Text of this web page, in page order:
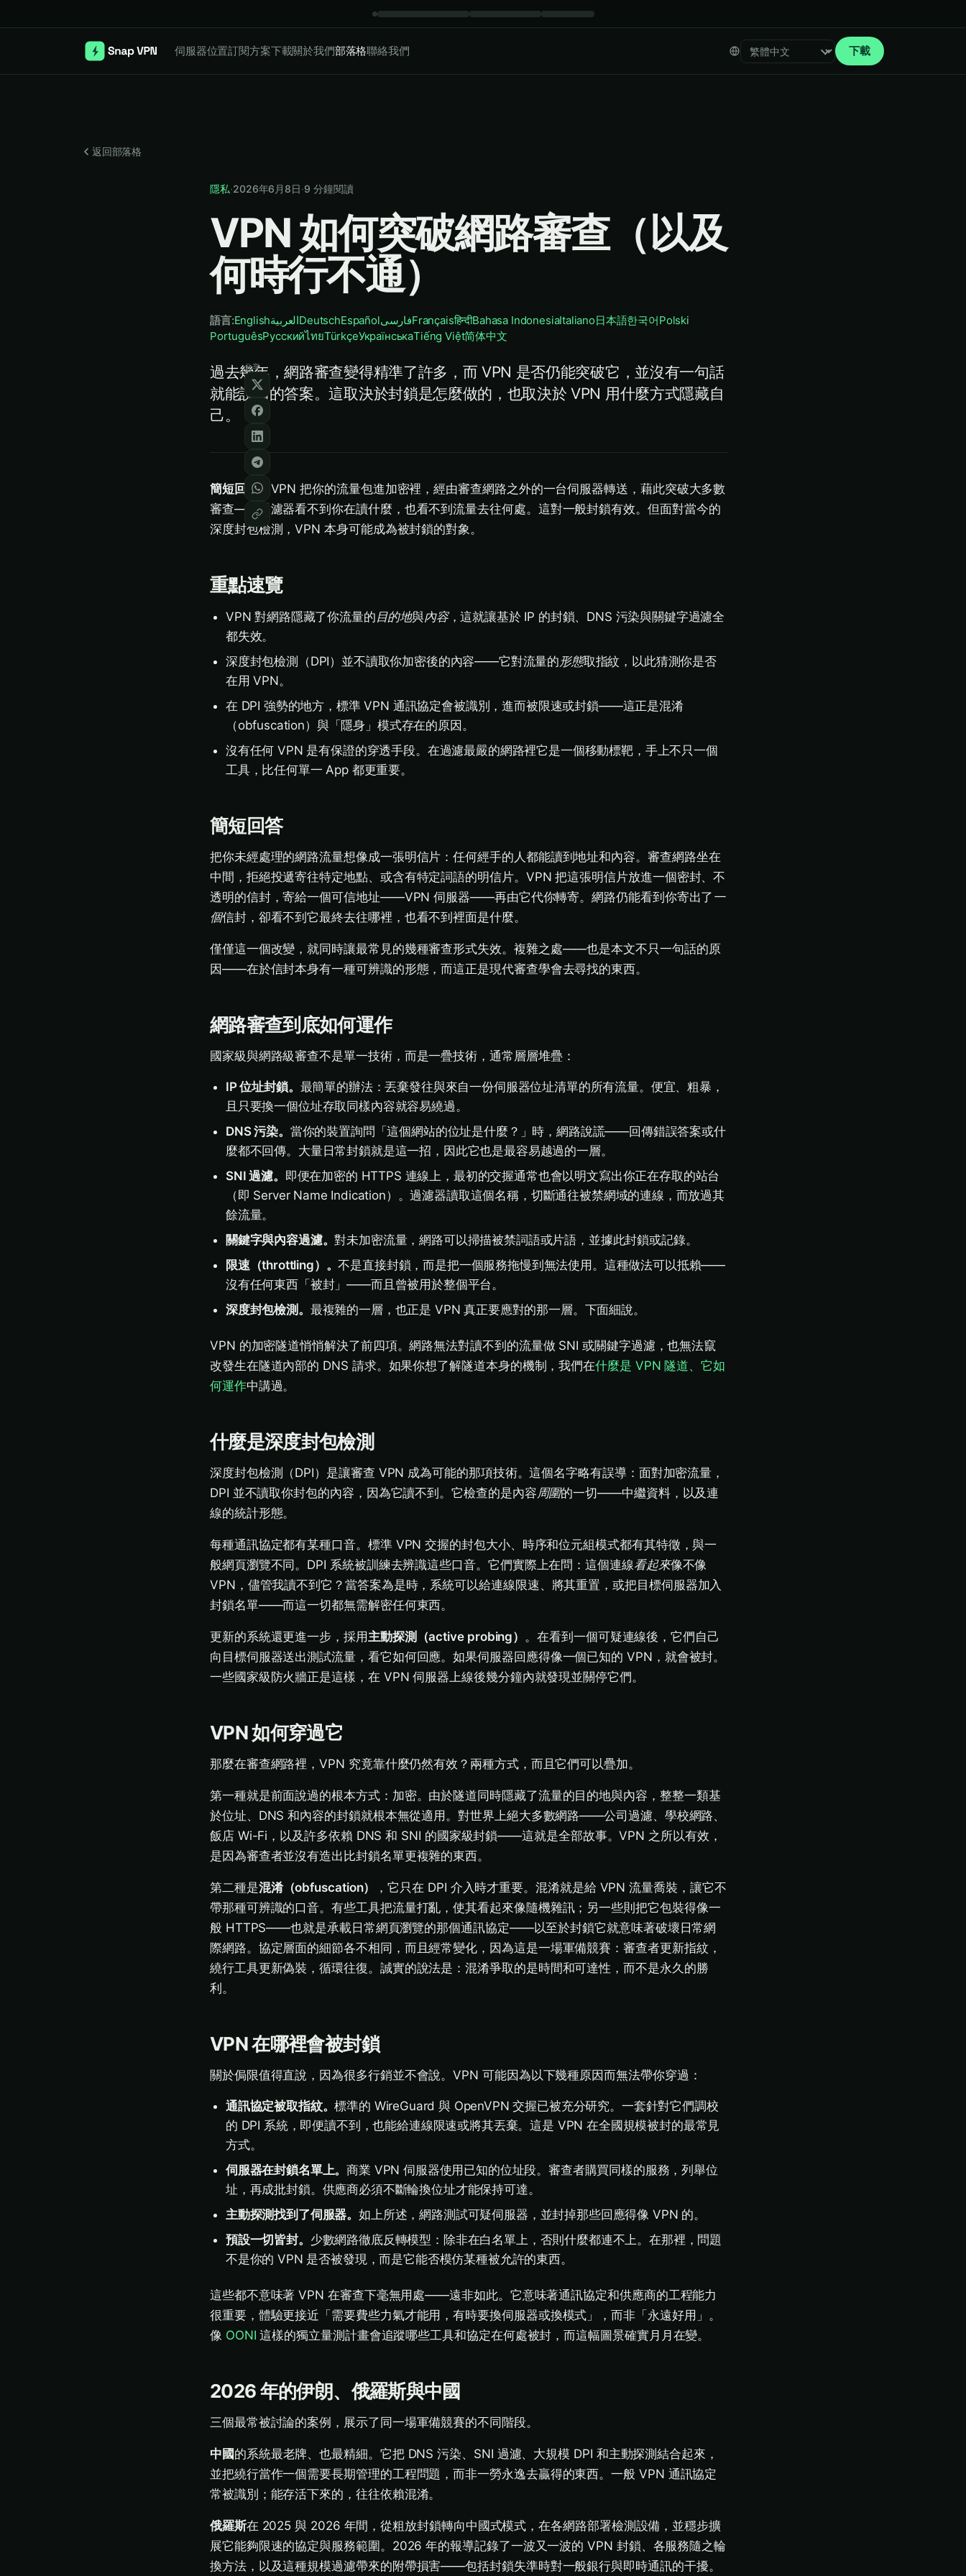
伺服器位置訂閱方案下載關於我們部落格聯絡我們
Select language
下載
返回部落格
隱私·2026年6月8日·9 分鐘閱讀
VPN 如何突破網路審查（以及
何時行不通）
語言:EnglishالعربيةDeutschEspañolفارسیFrançaisहिन्दीBahasa IndonesiaItaliano日本語한국어Polski
PortuguêsРусскийไทยTürkçeУкраїнськаTiếng Việt简体中文
過去幾年，網路審查變得精準了許多，而 VPN 是否仍能突破它，並沒有一句話
就能說清的答案。這取決於封鎖是怎麼做的，也取決於 VPN 用什麼方式隱藏自
己。
簡短回答： VPN 把你的流量包進加密裡，經由審查網路之外的一台伺服器轉送，藉此突破大多數
審查——過濾器看不到你在讀什麼，也看不到流量去往何處。這對一般封鎖有效。但面對當今的
深度封包檢測，VPN 本身可能成為被封鎖的對象。
重點速覽
VPN 對網路隱藏了你流量的目的地與內容，這就讓基於 IP 的封鎖、DNS 污染與關鍵字過濾全
都失效。
深度封包檢測（DPI）並不讀取你加密後的內容——它對流量的形態取指紋，以此猜測你是否
在用 VPN。
在 DPI 強勢的地方，標準 VPN 通訊協定會被識別，進而被限速或封鎖——這正是混淆
（obfuscation）與「隱身」模式存在的原因。
沒有任何 VPN 是有保證的穿透手段。在過濾最嚴的網路裡它是一個移動標靶，手上不只一個
工具，比任何單一 App 都更重要。
簡短回答
把你未經處理的網路流量想像成一張明信片：任何經手的人都能讀到地址和內容。審查網路坐在
中間，拒絕投遞寄往特定地點、或含有特定詞語的明信片。VPN 把這張明信片放進一個密封、不
透明的信封，寄給一個可信地址——VPN 伺服器——再由它代你轉寄。網路仍能看到你寄出了 一
個信封，卻看不到它最終去往哪裡，也看不到裡面是什麼。
僅僅這一個改變，就同時讓最常見的幾種審查形式失效。複雜之處——也是本文不只一句話的原
因——在於信封本身有一種可辨識的形態，而這正是現代審查學會去尋找的東西。
網路審查到底如何運作
國家級與網路級審查不是單一技術，而是一疊技術，通常層層堆疊：
IP 位址封鎖。 最簡單的辦法：丟棄發往與來自一份伺服器位址清單的所有流量。便宜、粗暴，
且只要換一個位址存取同樣內容就容易繞過。
DNS 污染。 當你的裝置詢問「這個網站的位址是什麼？」時，網路說謊——回傳錯誤答案或什
麼都不回傳。大量日常封鎖就是這一招，因此它也是最容易越過的一層。
SNI 過濾。 即便在加密的 HTTPS 連線上，最初的交握通常也會以明文寫出你正在存取的站台
（即 Server Name Indication）。過濾器讀取這個名稱，切斷通往被禁網域的連線，而放過其
餘流量。
關鍵字與內容過濾。對未加密流量，網路可以掃描被禁詞語或片語，並據此封鎖或記錄。
限速（throttling）。不是直接封鎖，而是把一個服務拖慢到無法使用。這種做法可以抵賴——
沒有任何東西「被封」——而且曾被用於整個平台。
深度封包檢測。 最複雜的一層，也正是 VPN 真正要應對的那一層。下面細說。
VPN 的加密隧道悄悄解決了前四項。網路無法對讀不到的流量做 SNI 或關鍵字過濾，也無法竄
改發生在隧道內部的 DNS 請求。如果你想了解隧道本身的機制，我們在什麼是 VPN 隧道、它如
何運作中講過。
什麼是深度封包檢測
深度封包檢測（DPI）是讓審查 VPN 成為可能的那項技術。這個名字略有誤導：面對加密流量，
DPI 並不讀取你封包的內容，因為它讀不到。它檢查的是內容周圍的一切——中繼資料，以及連
線的統計形態。
每種通訊協定都有某種口音。標準 VPN 交握的封包大小、時序和位元組模式都有其特徵，與一
般網頁瀏覽不同。DPI 系統被訓練去辨識這些口音。它們實際上在問：這個連線看起來像不像
VPN，儘管我讀不到它？當答案為是時，系統可以給連線限速、將其重置，或把目標伺服器加入
封鎖名單——而這一切都無需解密任何東西。
更新的系統還更進一步，採用主動探測（active probing） 。在看到一個可疑連線後，它們自己
向目標伺服器送出測試流量，看它如何回應。如果伺服器回應得像一個已知的 VPN，就會被封。
一些國家級防火牆正是這樣，在 VPN 伺服器上線後幾分鐘內就發現並關停它們。
VPN 如何穿過它
那麼在審查網路裡，VPN 究竟靠什麼仍然有效？兩種方式，而且它們可以疊加。
第一種就是前面說過的根本方式：加密。由於隧道同時隱藏了流量的目的地與內容，整整一類基
於位址、DNS 和內容的封鎖就根本無從適用。對世界上絕大多數網路——公司過濾、學校網路、
飯店 Wi-Fi，以及許多依賴 DNS 和 SNI 的國家級封鎖——這就是全部故事。VPN 之所以有效，
是因為審查者並沒有造出比封鎖名單更複雜的東西。
第二種是混淆（obfuscation）
，它只在 DPI 介入時才重要。混淆就是給 VPN 流量喬裝，讓它不
帶那種可辨識的口音。有些工具把流量打亂，使其看起來像隨機雜訊；另一些則把它包裝得像一
般 HTTPS——也就是承載日常網頁瀏覽的那個通訊協定——以至於封鎖它就意味著破壞日常網
際網路。協定層面的細節各不相同，而且經常變化，因為這是一場軍備競賽：審查者更新指紋，
繞行工具更新偽裝，循環往復。誠實的說法是：混淆爭取的是時間和可達性，而不是永久的勝
利。
VPN 在哪裡會被封鎖
關於侷限值得直說，因為很多行銷並不會說。VPN 可能因為以下幾種原因而無法帶你穿過：
通訊協定被取指紋。標準的 WireGuard 與 OpenVPN 交握已被充分研究。一套針對它們調校
的 DPI 系統，即便讀不到，也能給連線限速或將其丟棄。這是 VPN 在全國規模被封的最常見
方式。
伺服器在封鎖名單上。商業 VPN 伺服器使用已知的位址段。審查者購買同樣的服務，列舉位
址，再成批封鎖。供應商必須不斷輪換位址才能保持可達。
主動探測找到了伺服器。如上所述，網路測試可疑伺服器，並封掉那些回應得像 VPN 的。
預設一切皆封。 少數網路徹底反轉模型：除非在白名單上，否則什麼都連不上。在那裡，問題
不是你的 VPN 是否被發現，而是它能否模仿某種被允許的東西。
這些都不意味著 VPN 在審查下毫無用處——遠非如此。它意味著通訊協定和供應商的工程能力
很重要，體驗更接近「需要費些力氣才能用，有時要換伺服器或換模式」，而非「永遠好用」。
像 OONI 這樣的獨立量測計畫會追蹤哪些工具和協定在何處被封，而這幅圖景確實月月在變。
2026 年的伊朗、俄羅斯與中國
三個最常被討論的案例，展示了同一場軍備競賽的不同階段。
中國的系統最老牌、也最精細。它把 DNS 污染、SNI 過濾、大規模 DPI 和主動探測結合起來，
並把繞行當作一個需要長期管理的工程問題，而非一勞永逸去贏得的東西。一般 VPN 通訊協定
常被識別；能存活下來的，往往依賴混淆。
俄羅斯在 2025 與 2026 年間，從粗放封鎖轉向中國式模式，在各網路部署檢測設備，並穩步擴
展它能夠限速的協定與服務範圍。2026 年的報導記錄了一波又一波的 VPN 封鎖、各服務隨之輪
換方法，以及這種規模過濾帶來的附帶損害——包括封鎖失準時對一般銀行與即時通訊的干擾。
分享